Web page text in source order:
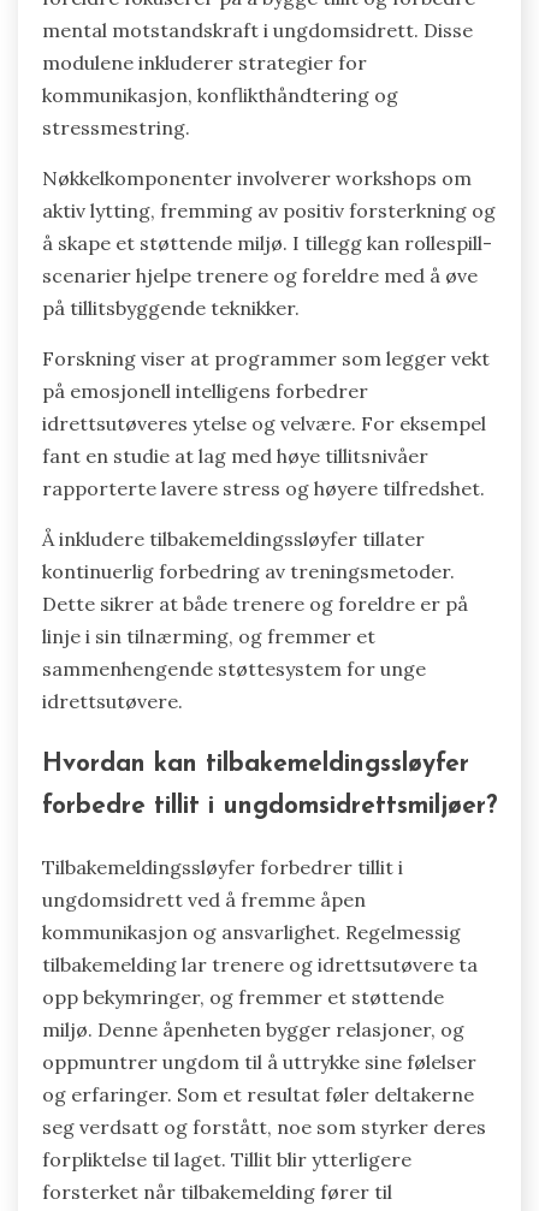
mental motstandskraft i ungdomsidrett. Disse
modulene inkluderer strategier for
kommunikasjon, konflikthåndtering og
stressmestring.
Nøkkelkomponenter involverer workshops om
aktiv lytting, fremming av positiv forsterkning og
å skape et støttende miljø. I tillegg kan rollespill-
scenarier hjelpe trenere og foreldre med å øve
på tillitsbyggende teknikker.
Forskning viser at programmer som legger vekt
på emosjonell intelligens forbedrer
idrettsutøveres ytelse og velvære. For eksempel
fant en studie at lag med høye tillitsnivåer
rapporterte lavere stress og høyere tilfredshet.
Å inkludere tilbakemeldingssløyfer tillater
kontinuerlig forbedring av treningsmetoder.
Dette sikrer at både trenere og foreldre er på
linje i sin tilnærming, og fremmer et
sammenhengende støttesystem for unge
idrettsutøvere.
Hvordan kan tilbakemeldingssløyfer
forbedre tillit i ungdomsidrettsmiljøer?
Tilbakemeldingssløyfer forbedrer tillit i
ungdomsidrett ved å fremme åpen
kommunikasjon og ansvarlighet. Regelmessig
tilbakemelding lar trenere og idrettsutøvere ta
opp bekymringer, og fremmer et støttende
miljø. Denne åpenheten bygger relasjoner, og
oppmuntrer ungdom til å uttrykke sine følelser
og erfaringer. Som et resultat føler deltakerne
seg verdsatt og forstått, noe som styrker deres
forpliktelse til laget. Tillit blir ytterligere
forsterket når tilbakemelding fører til